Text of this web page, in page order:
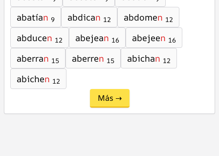
abatían 9 abdican 12 abdomen 12
abducen 12 abejean 16 abejeen 16
aberran 15 aberren 15 abichan 12
abichen 12
Más →